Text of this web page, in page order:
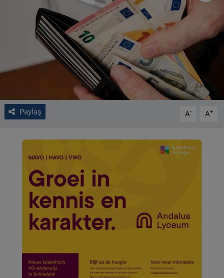
Paylaş A- A+
VIDEO GALERİ
ALGEMENE VOORWAARDEN
CONTACT
Çerez Politikası